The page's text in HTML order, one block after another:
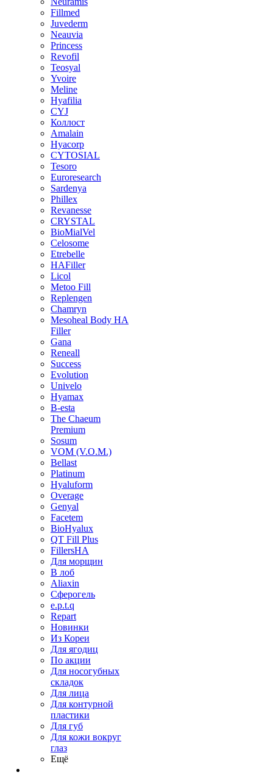
Fillmed
Juvederm
Neauvia
Princess
Revofil
Teosyal
Yvoire
Meline
Hyafilia
CYJ
Коллост
Amalain
Hyacorp
CYTOSIAL
Tesoro
Euroresearch
Sardenya
Phillex
Revanesse
CRYSTAL
BioMialVel
Celosome
Etrebelle
HAFiller
Licol
Metoo Fill
Replengen
Chamryn
Mesoheal Body HA
Filler
Gana
Reneall
Success
Evolution
Univelo
Hyamax
B-esta
The Chaeum
Premium
Sosum
VOM (V.O.M.)
Bellast
Platinum
Hyaluform
Overage
Genyal
Facetem
BioHyalux
QT Fill Plus
FillersHA
Для морщин
В лоб
Aliaxin
Сферогель
e.p.t.q
Repart
Новинки
Из Кореи
Для ягодиц
По акции
Для носогубных
складок
Для лица
Для контурной
пластики
Для губ
Для кожи вокруг
глаз
Ещё